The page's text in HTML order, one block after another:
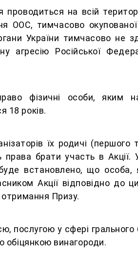
проводиться на всій
ООС, тимчасово окупованої
України тимчасово не
агресію Російської
фізичні особи, яким
18 років.
їх родичі (першого
брати участь в Акції.
встановлено, що особа,
Акції відповідно до
отримання Призу.
послугою у сфері грального
обіцянкою винагороди.